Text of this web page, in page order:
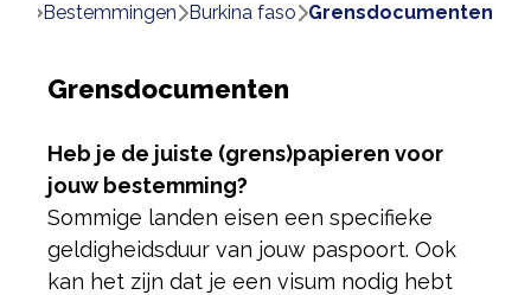
bestemmingen burkina faso grensdocumenten
Grensdocumenten
Heb je de juiste (grens)papieren voor
jouw bestemming?
Sommige landen eisen een specifieke
geldigheidsduur van jouw paspoort. Ook
kan het zijn dat je een visum nodig hebt